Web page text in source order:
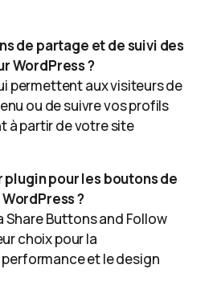
de partage et de suivi des
WordPress ?
permettent aux visiteurs de
ou de suivre vos profils
à partir de votre site
pour les boutons de
?
Share Buttons and Follow
choix pour la
et le design